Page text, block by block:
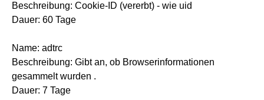
Beschreibung: Cookie-ID (vererbt) - wie uid
Dauer: 60 Tage
Name: adtrc
Beschreibung: Gibt an, ob Browserinformationen
gesammelt wurden .
Dauer: 7 Tage